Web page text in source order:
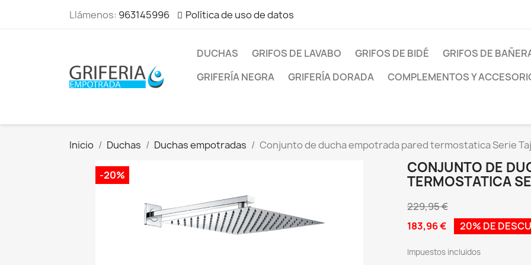
Llámenos: 963145996 Política de uso de datos
DUCHAS GRIFOS DE LAVABO GRIFOS DE BIDÉ
GRIFOS DE
GRIFERÍA NEGRA
GRIFERÍA DORADA COMPLEMENTOS Y
Inicio Duchas Duchas empotradas Conjunto de ducha empotrada pared termostatica Serie
-20%
CONJUNTO DE
TERMOSTATICA
229,95 €
183,96 €
20% DE
Impuestos incluidos